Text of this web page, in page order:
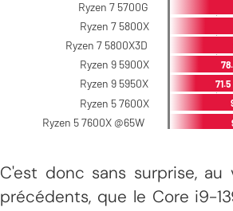
C'est donc sans surprise,
précédents, que le Core i9-